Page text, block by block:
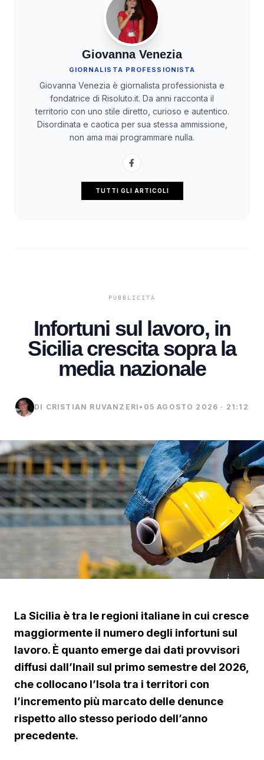
Giovanna Venezia
GIORNALISTA PROFESSIONISTA
Giovanna Venezia è giornalista professionista e
fondatrice di Risoluto.it. Da anni racconta il
territorio con uno stile diretto, curioso e autentico.
Disordinata e caotica per sua stessa ammissione,
non ama mai programmare nulla.
TUTTI GLI ARTICOLI
Infortuni sul lavoro, in
Sicilia crescita sopra la
media nazionale
DI CRISTIAN RUVANZERI • 05 AGOSTO 2026 · 21:12
La Sicilia è tra le regioni italiane in cui cresce
maggiormente il numero degli infortuni sul
lavoro. È quanto emerge dai dati provvisori
diffusi dall’Inail sul primo semestre del 2026,
che collocano l’Isola tra i territori con
l’incremento più marcato delle denunce
rispetto allo stesso periodo dell’anno
precedente.